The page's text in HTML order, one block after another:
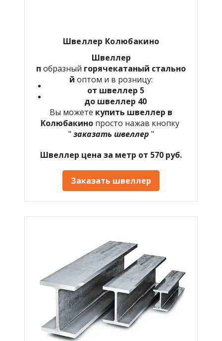
Швеллер Колюбакино
Швеллер
п образный горячекатаный стально
й оптом и в розницу:
от швеллер 5
до швеллер 40
Вы можете купить швеллер в
Колюбакино просто нажав кнопку
" заказать швеллер "
Швеллер цена за метр от 570 руб.
Заказать швеллер